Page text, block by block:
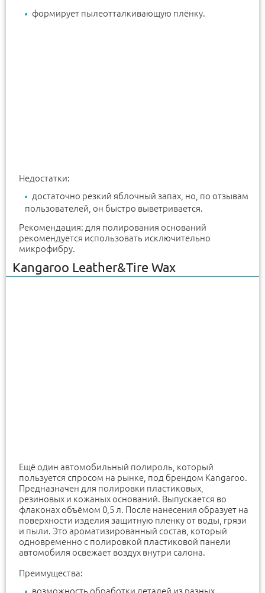
формирует пылеотталкивающую плёнку.
Недостатки:
достаточно резкий яблочный запах, но, по отзывам
пользователей, он быстро выветривается.
Рекомендация: для полирования оснований
рекомендуется использовать исключительно
микрофибру.
Kangaroo Leather&Tire Wax
Ещё один автомобильный полироль, который
пользуется спросом на рынке, под брендом Kangaroo.
Предназначен для полировки пластиковых,
резиновых и кожаных оснований. Выпускается во
флаконах объёмом 0,5 л. После нанесения образует на
поверхности изделия защитную пленку от воды, грязи
и пыли. Это ароматизированный состав, который
одновременно с полировкой пластиковой панели
автомобиля освежает воздух внутри салона.
Преимущества:
возможность обработки деталей из разных